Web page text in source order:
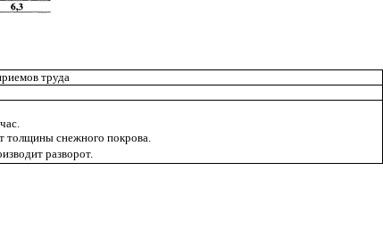
труда
толщины снежного покрова.
разворот.